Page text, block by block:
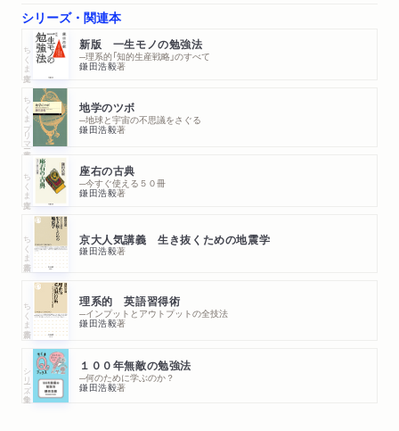
2 地質学とは何か
地層を「つないで」推測する/世界中に分布した化石を利用する方
法/各年代と生物にとっての大事件/地質学の誕生――スミスの
功績/放射性元素を利用する
3岩石の「読み方」
岩石の「でき方」/火成岩は何からできているのか/火成岩の種類/
岩石から時代の情報を読み解くには/岩石を生む「変成」とは何か
第4章 日本列島の成り立ち
1 日本列島は地学的にはどのようなキャラなのか 4つのプレート
が押し合いへし合いする現場/日本列島は地震の巣である
2 日本列島はどのような岩石からできているか
日本列島は大陸から分離してできあがった/ホットプルームと日
本列島/日本列島へ「岩石が付加される」とはどういうことか?/日
本列島はこのように形作られた
3 日本列島の形ができるまで
日本列島の起源と形成のプロセス/フォッサマグナとは何か/活
火山を背骨とする日本列島/プレート運動が各地の地形を作った
シリーズ・関連本
ちくま文庫 新版 一生モノの勉強法
─理系的「知的生産戦略」のすべて
鎌田浩毅著
ちくまプリマー新書 地学のツボ
─地球と宇宙の不思議をさぐる
鎌田浩毅著
ちくま文庫 座右の古典
─今すぐ使える５０冊
鎌田浩毅著
ちくま新書 京大人気講義 生き抜くための地震学
鎌田浩毅著
ちくま新書 理系的 英語習得術
─インプットとアウトプットの全技法
鎌田浩毅著
シリーズ・全集 １００年無敵の勉強法
─何のために学ぶのか？
鎌田浩毅著